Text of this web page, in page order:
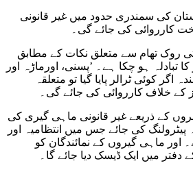
کی سمندری حدود میں غیر قانونی
کارروائی کی جائے گی۔
روک تھام سے متعلق نکات کے مطابق
تبادلہ ہو چکا ہے۔ ’پسنی، اورماڑہ اور
اگر کوئی ٹرالر پایا گیا تو متعلقہ
کے ذریعے غیر قانونی ماہی گیری کی
کی جائے جس میں انتظامیہ اور
ماہی گیروں کے نمائندگان کو
میں ایک ڈیسک دیا جائے گا۔